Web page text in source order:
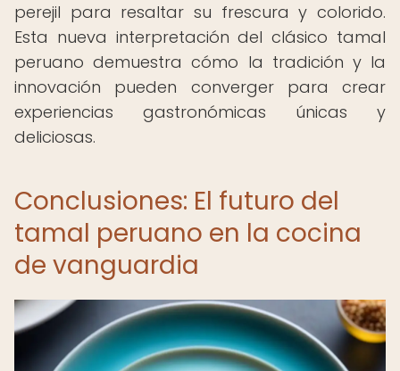
perejil para resaltar su frescura y colorido.
Esta nueva interpretación del clásico tamal
peruano demuestra cómo la tradición y la
innovación pueden converger para crear
experiencias gastronómicas únicas y
deliciosas.
Conclusiones: El futuro del
tamal peruano en la cocina
de vanguardia